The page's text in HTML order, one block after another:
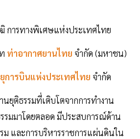
การทางพิเศษแห่งประเทศไทย
ท่าอากาศยานไทย จำกัด (มหาชน)
การบินแห่งประเทศไทย จำกัด
นยุติธรรมที่เติบโตจากการทำงาน
รมมาโดยตลอด มีประสบการณ์ด้าน
ม และการบริหารราชการแผ่นดินใน